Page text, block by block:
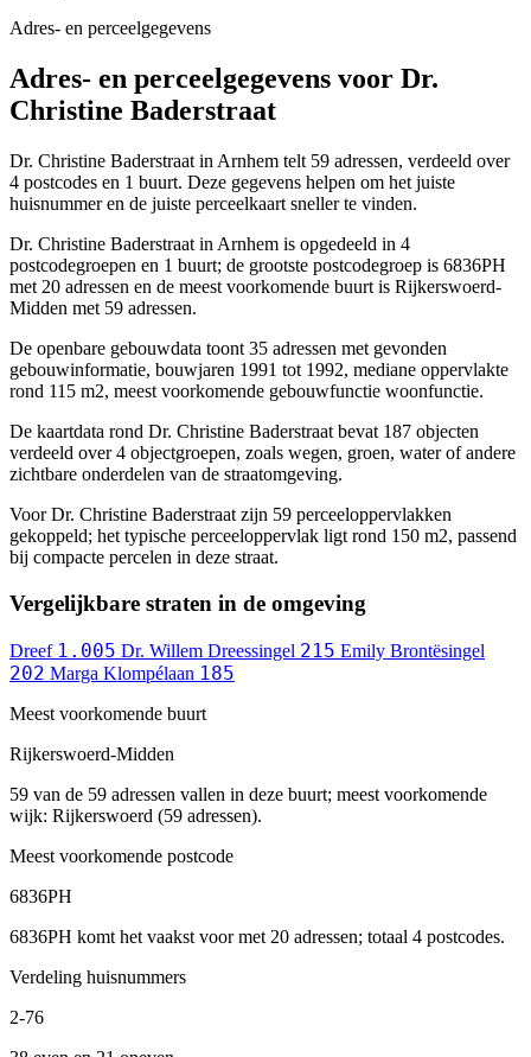
Adres- en perceelgegevens
Adres- en perceelgegevens voor Dr.
Christine Baderstraat
Dr. Christine Baderstraat in Arnhem telt 59 adressen, verdeeld over
4 postcodes en 1 buurt. Deze gegevens helpen om het juiste
huisnummer en de juiste perceelkaart sneller te vinden.
Dr. Christine Baderstraat in Arnhem is opgedeeld in 4
postcodegroepen en 1 buurt; de grootste postcodegroep is 6836PH
met 20 adressen en de meest voorkomende buurt is Rijkerswoerd-
Midden met 59 adressen.
De openbare gebouwdata toont 35 adressen met gevonden
gebouwinformatie, bouwjaren 1991 tot 1992, mediane oppervlakte
rond 115 m2, meest voorkomende gebouwfunctie woonfunctie.
De kaartdata rond Dr. Christine Baderstraat bevat 187 objecten
verdeeld over 4 objectgroepen, zoals wegen, groen, water of andere
zichtbare onderdelen van de straatomgeving.
Voor Dr. Christine Baderstraat zijn 59 perceeloppervlakken
gekoppeld; het typische perceeloppervlak ligt rond 150 m2, passend
bij compacte percelen in deze straat.
Vergelijkbare straten in de omgeving
Dreef 1.005 Dr. Willem Dreessingel 215 Emily Brontësingel
202 Marga Klompélaan 185
Meest voorkomende buurt
Rijkerswoerd-Midden
59 van de 59 adressen vallen in deze buurt; meest voorkomende
wijk: Rijkerswoerd (59 adressen).
Meest voorkomende postcode
6836PH
6836PH komt het vaakst voor met 20 adressen; totaal 4 postcodes.
Verdeling huisnummers
2-76